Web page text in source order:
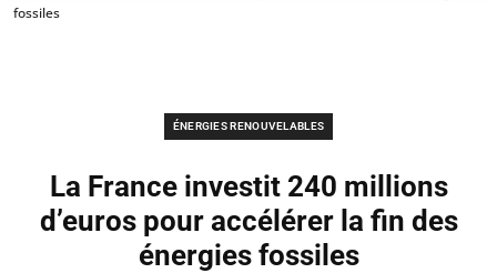
fossiles
ÉNERGIES RENOUVELABLES
La France investit 240 millions
d’euros pour accélérer la fin des
énergies fossiles